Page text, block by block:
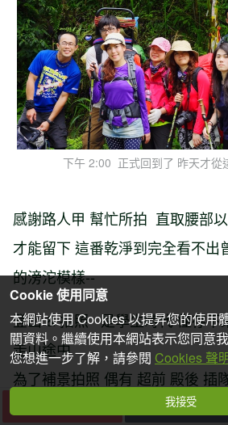
下午 2:00 正式回到了 昨天才從
感謝路人甲 幫忙所拍 直取腰部
才能留下 這番乾淨到完全看不
的滂沱模樣--
登山 & 拍照 是學生時代 僅存下
走山途中
為了補景拍照 偶有 超前 殿後 插
下一篇
Cookie 使用同意
本網站使用 Cookies 以提昇您的使用
關資料。繼續使用本網站表示您同意
您想進一步了解，請參閱 Cookies 聲
我接受